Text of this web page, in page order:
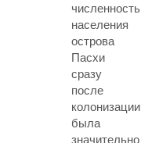
численность
населения
острова
Пасхи
сразу
после
колонизации
была
значительно